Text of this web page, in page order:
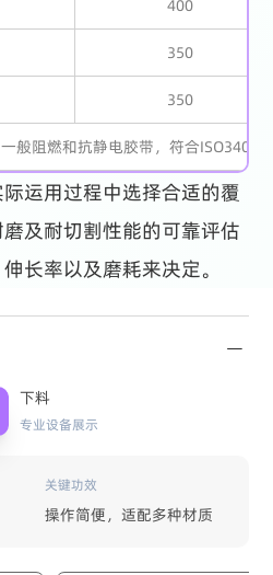
400
350
350
般阻燃和抗静电胶带，符合ISO340和
运用过程中选择合适的覆
及耐切割性能的可靠评估
长率以及磨耗来决定。
下料
专业设备展示
关键功效
操作简便，适配多种材质